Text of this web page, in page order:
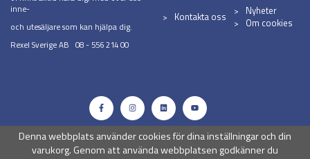
inne-
och utesäljare som kan hjälpa dig.
Rexel Sverige AB 08 - 556 214 00
Kontakta oss
Nyheter
Om cookies
Denna webbplats använder cookies för dina inställningar och din
varukorg. Genom att använda webbplatsen godkänner du